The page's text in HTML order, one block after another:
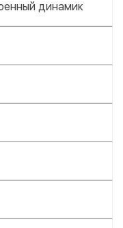
динамик